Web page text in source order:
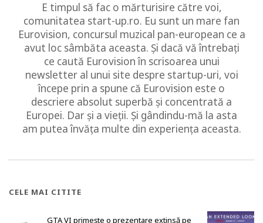
E timpul să fac o mărturisire către voi,
comunitatea start-up.ro. Eu sunt un mare fan
Eurovision, concursul muzical pan-european ce a
avut loc sâmbăta aceasta. Și dacă vă întrebați
ce caută Eurovision în scrisoarea unui
newsletter al unui site despre startup-uri, voi
începe prin a spune că Eurovision este o
descriere absolut superbă și concentrată a
Europei. Dar și a vieții. Și gândindu-mă la asta
am putea învăța multe din experiența aceasta.
CELE MAI CITITE
GTA VI primește o prezentare extinsă pe